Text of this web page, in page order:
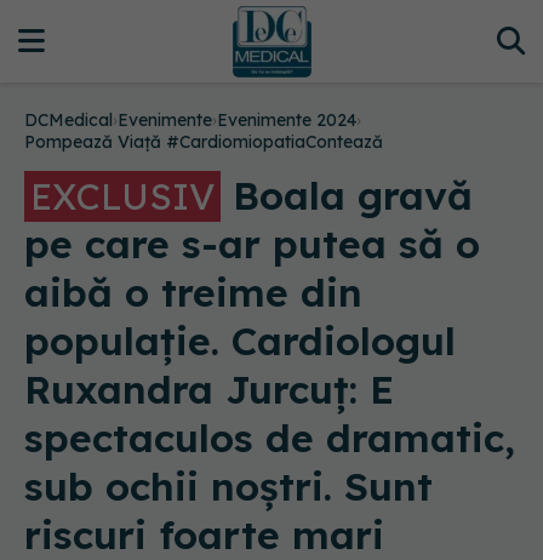
DCMedical›Evenimente›Evenimente 2024›
Pompează Viață #CardiomiopatiaContează
EXCLUSIV Boala gravă
pe care s-ar putea să o
aibă o treime din
populație. Cardiologul
Ruxandra Jurcuț: E
spectaculos de dramatic,
sub ochii noștri. Sunt
riscuri foarte mari